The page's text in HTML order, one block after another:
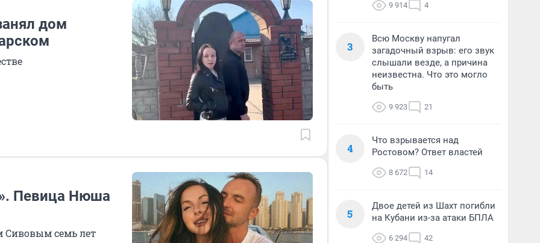
дом
Певица Нюша
Сивовым семь лет
9 914 4
3
Всю Москву напугал
загадочный взрыв: его звук
слышали везде, а причина
неизвестна. Что это могло
быть
9 923 21
4
Что взрывается над
Ростовом? Ответ властей
8 672 14
5
Двое детей из Шахт погибли
на Кубани из-за атаки БПЛА
6 294 42